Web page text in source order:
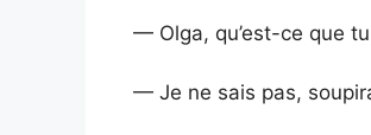
— Olga, qu’est-ce que
— Je ne sais pas,